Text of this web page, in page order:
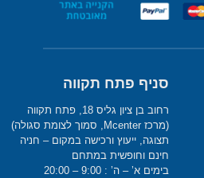
סניף פתח תקווה
רחוב בן ציון גליס 18, פתח תקווה
(מרכז Mcenter, סמוך לצומת סגולה)
תצוגה, ייעוץ ורכישה במקום – חניה
חינם וחופשית במתחם
בימים א’ – ה’ : 9:00 – 20:00